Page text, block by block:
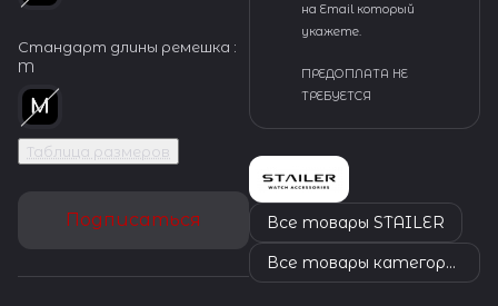
Стандарт длины ремешка :
M
Таблица размеров
Подписаться
на Email который
укажете.
ПРЕДОПЛАТА НЕ
ТРЕБУЕТСЯ
Все товары STAILER
Все товары категории